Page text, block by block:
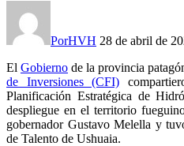
PorHVH 28 de abril de
El Gobierno de la provincia
de Inversiones (CFI)
Planificación Estratégica de
despliegue en el territorio
gobernador Gustavo Melella y
de Talento de Ushuaia.